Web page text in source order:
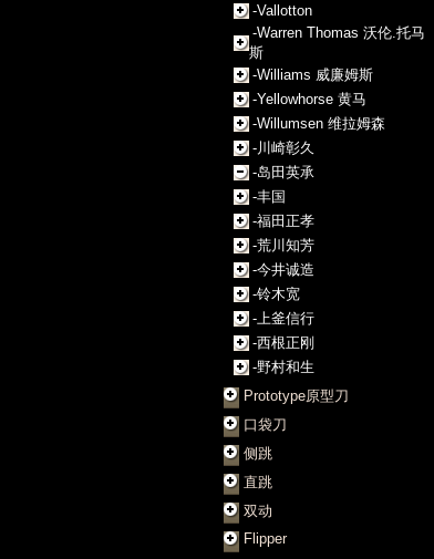
-Vallotton
-Warren Thomas 沃伦.托马
斯
-Williams 威廉姆斯
-Yellowhorse 黄马
-Willumsen 维拉姆森
-川崎彰久
-岛田英承
-丰国
-福田正孝
-荒川知芳
-今井诚造
-铃木宽
-上釜信行
-西根正刚
-野村和生
Prototype原型刀
口袋刀
侧跳
直跳
双动
Flipper